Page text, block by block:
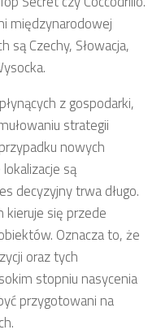
międzynarodowej
są Czechy, Słowacja,
z gospodarki,
strategii
nowych
są
decyzyjny trwa długo.
kieruje się przede
Oznacza to, że
oraz tych
stopniu nasycenia
przygotowani na